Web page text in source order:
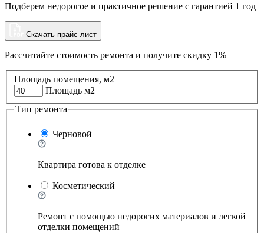
Подберем недорогое и практичное решение с гарантией 1 год
Скачать прайс-лист
Рассчитайте стоимость ремонта и получите скидку 1%
Площадь помещения, м2
Площадь м2
Тип ремонта
Черновой
Квартира готова к отделке
Косметический
Ремонт с помощью недорогих материалов и легкой
отделки помещений